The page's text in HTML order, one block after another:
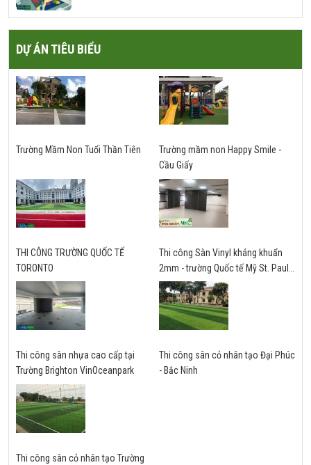
DỰ ÁN TIÊU BIỂU
Trường Mầm Non Tuổi Thần Tiên
Trường mầm non Happy Smile -
Cầu Giấy
THI CÔNG TRƯỜNG QUỐC TẾ
TORONTO
Thi công Sàn Vinyl kháng khuẩn
2mm - trường Quốc tế Mỹ St. Paul -
Hà Nội
Thi công sàn nhựa cao cấp tại
Trường Brighton VinOceanpark
Thi công sân cỏ nhân tạo Đại Phúc
- Bắc Ninh
Thi công sân cỏ nhân tạo Trường